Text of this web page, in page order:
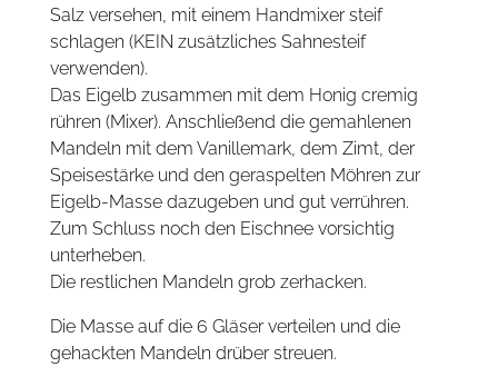
Salz versehen, mit einem Handmixer steif
schlagen (KEIN zusätzliches Sahnesteif
verwenden).
Das Eigelb zusammen mit dem Honig cremig
rühren (Mixer). Anschließend die gemahlenen
Mandeln mit dem Vanillemark, dem Zimt, der
Speisestärke und den geraspelten Möhren zur
Eigelb-Masse dazugeben und gut verrühren.
Zum Schluss noch den Eischnee vorsichtig
unterheben.
Die restlichen Mandeln grob zerhacken.
Die Masse auf die 6 Gläser verteilen und die
gehackten Mandeln drüber streuen.